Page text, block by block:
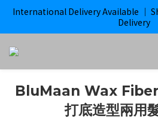
購滿$800即獲免運｜ ghd 指定
International Delivery Available ｜
Delivery
購滿$800即獲免運｜ ghd 指定
BluMaan Wax
打底造型兩用